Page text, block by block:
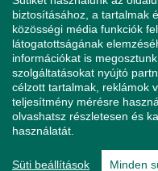
© Online Pszichológia
2161
Ha mentálisan instabil
veszélyeztetheti Önt
forduljon a
Pszichológusaink és az
biztosításához, a tartalmak
közösségi média funkciók
látogatottságának
információkat is
szolgáltatásokat nyújtó
célzott tartalmak, reklámok
teljesítmény mérésre
olvashatsz részletesen és
használatát.
Süti beállítások Minden